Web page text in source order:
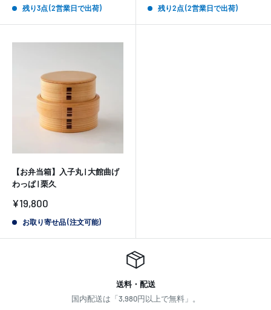
価
残り3点 (2営業日で出荷)
価
残り2点 (2営業日で出荷)
【お弁当箱】入子丸 | 大館曲げ
わっぱ | 栗久
販
価
¥19,800
お取り寄せ品 (注文可能)
送料・配送
国内配送は「3,980円以上で無料」。